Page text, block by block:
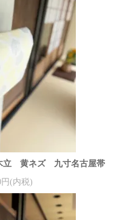
黄ネズ 九寸名古屋帯
円(内税)